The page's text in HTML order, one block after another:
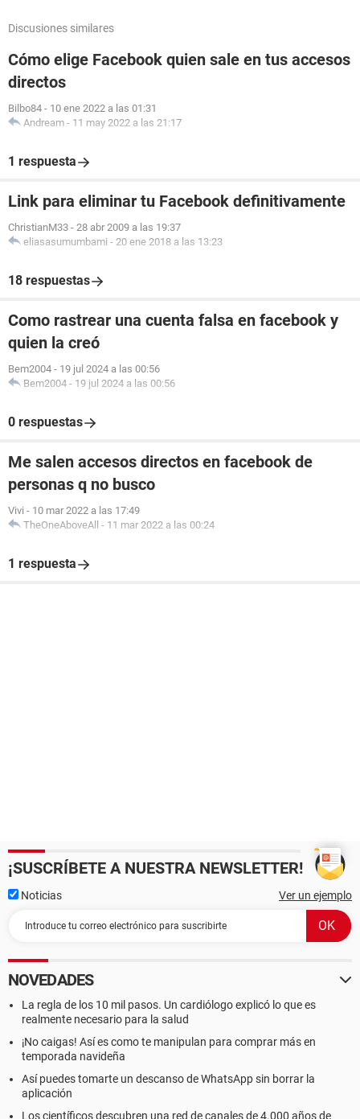
Discusiones similares
Cómo elige Facebook quien sale en tus accesos
directos
Bilbo84 - 10 ene 2022 a las 01:31
Andream - 11 may 2022 a las 21:17
1 respuesta
Link para eliminar tu Facebook definitivamente
ChristianM33 - 28 abr 2009 a las 19:37
eliasasumumbami - 20 ene 2018 a las 13:23
18 respuestas
Como rastrear una cuenta falsa en facebook y
quien la creó
Bem2004 - 19 jul 2024 a las 00:56
Bem2004 - 19 jul 2024 a las 00:56
0 respuestas
Me salen accesos directos en facebook de
personas q no busco
Vivi - 10 mar 2022 a las 17:49
TheOneAboveAll - 11 mar 2022 a las 00:24
1 respuesta
¡SUSCRÍBETE A NUESTRA NEWSLETTER!
Noticias Ver un ejemplo
NOVEDADES
La regla de los 10 mil pasos. Un cardiólogo explicó lo que es
realmente necesario para la salud
¡No caigas! Así es como te manipulan para comprar más en
temporada navideña
Así puedes tomarte un descanso de WhatsApp sin borrar la
aplicación
Los científicos descubren una red de canales de 4.000 años de